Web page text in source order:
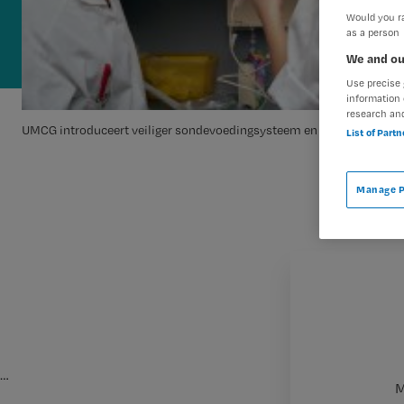
UMCG introduceert veiliger sondevoedingsysteem en naald
…
Would you
as a person
We and
Use
information
research
List of
Manage